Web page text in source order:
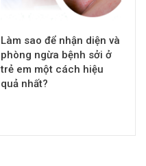
Làm sao để nhận diện và
phòng ngừa bệnh sởi ở
trẻ em một cách hiệu
quả nhất?